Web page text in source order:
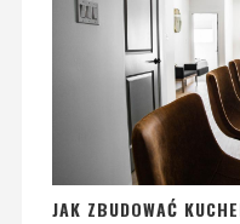
JAK ZBUDOWAĆ